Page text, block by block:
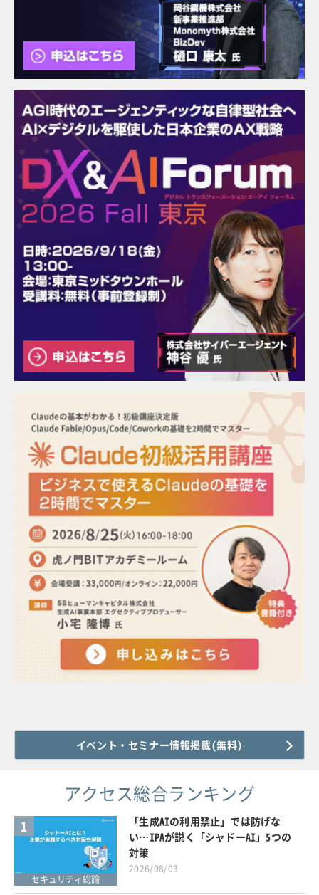
イベント・セミナー情報掲載(無料)
アクセス総合ランキング
1
セキュリティ総論
「生成AIの利用禁止」では防げな
い…IPAが説く「シャドーAI」5つの
対策
2026/08/03